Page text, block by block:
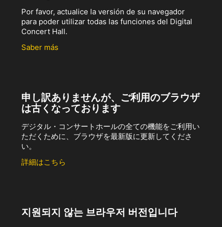
Por favor, actualice la versión de su navegador
para poder utilizar todas las funciones del Digital
Concert Hall.
Saber más
申し訳ありませんが、ご利用のブラウザ
は古くなっております
デジタル・コンサートホールの全ての機能をご利用い
ただくために、ブラウザを最新版に更新してくださ
い。
詳細はこちら
지원되지 않는 브라우저 버전입니다